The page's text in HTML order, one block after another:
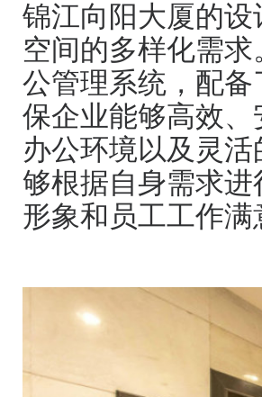
锦江向阳大厦的
空间的多样化需
公管理系统，配
保企业能够高效
办公环境以及灵
够根据自身需求
形象和员工工作满